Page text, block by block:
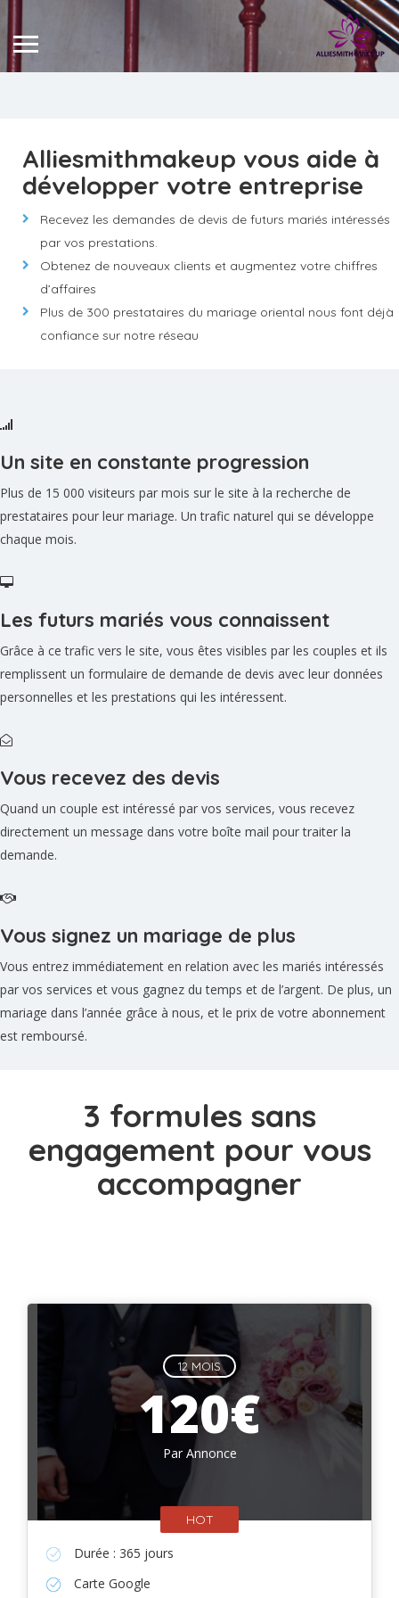
Alliesmithmakeup vous aide à
développer votre entreprise
Recevez les demandes de devis de futurs mariés intéressés
par vos prestations.
Obtenez de nouveaux clients et augmentez votre chiffres
d’affaires
Plus de 300 prestataires du mariage oriental nous font déjà
confiance sur notre réseau
Un site en constante progression
Plus de 15 000 visiteurs par mois sur le site à la recherche de
prestataires pour leur mariage. Un trafic naturel qui se développe
chaque mois.
Les futurs mariés vous connaissent
Grâce à ce trafic vers le site, vous êtes visibles par les couples et ils
remplissent un formulaire de demande de devis avec leur données
personnelles et les prestations qui les intéressent.
Vous recevez des devis
Quand un couple est intéressé par vos services, vous recevez
directement un message dans votre boîte mail pour traiter la
demande.
Vous signez un mariage de plus
Vous entrez immédiatement en relation avec les mariés intéressés
par vos services et vous gagnez du temps et de l’argent. De plus, un
mariage dans l’année grâce à nous, et le prix de votre abonnement
est remboursé.
3 formules sans
engagement pour vous
accompagner
12 MOIS
120€
Par Annonce
HOT
Durée : 365 jours
Carte Google